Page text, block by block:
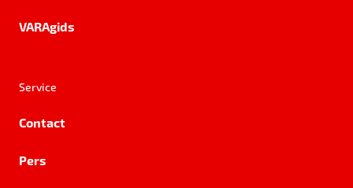
VARAgids
Service
Contact
Pers